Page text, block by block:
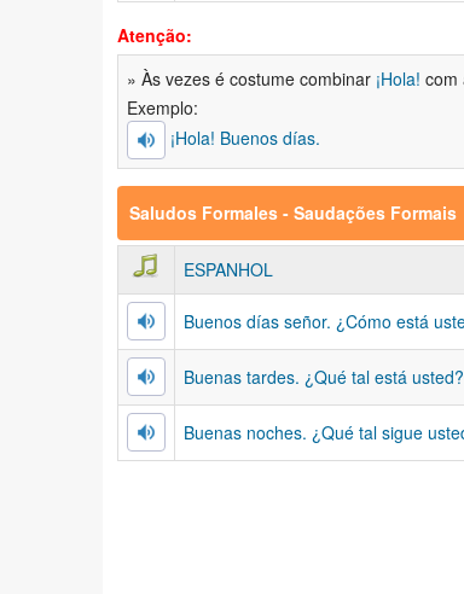
Atenção:
» Às vezes é costume combinar ¡Hola! com
Exemplo:
¡Hola! Buenos días.
Saludos Formales - Saudações Formais
ESPANHOL
Buenos días señor. ¿Cómo está
Buenas tardes. ¿Qué tal está usted?
Buenas noches. ¿Qué tal sigue